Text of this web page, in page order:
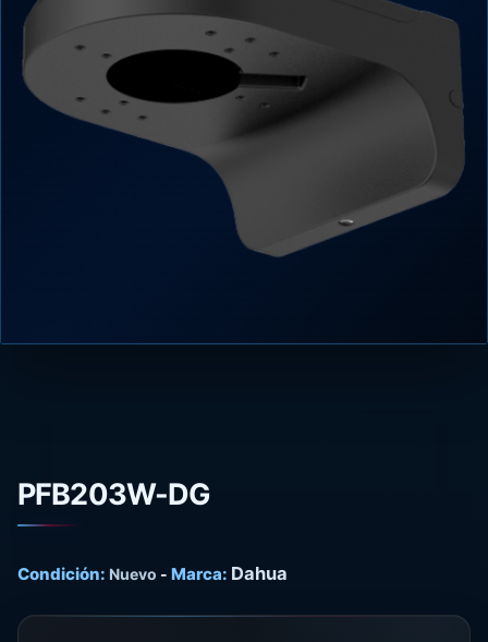
PFB203W-DG
Condición: Nuevo - Marca: Dahua